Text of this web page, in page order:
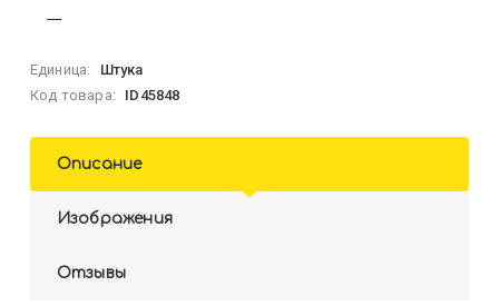
Единица:
Штука
Код товара:
ID45848
Описание
Изображения
Отзывы